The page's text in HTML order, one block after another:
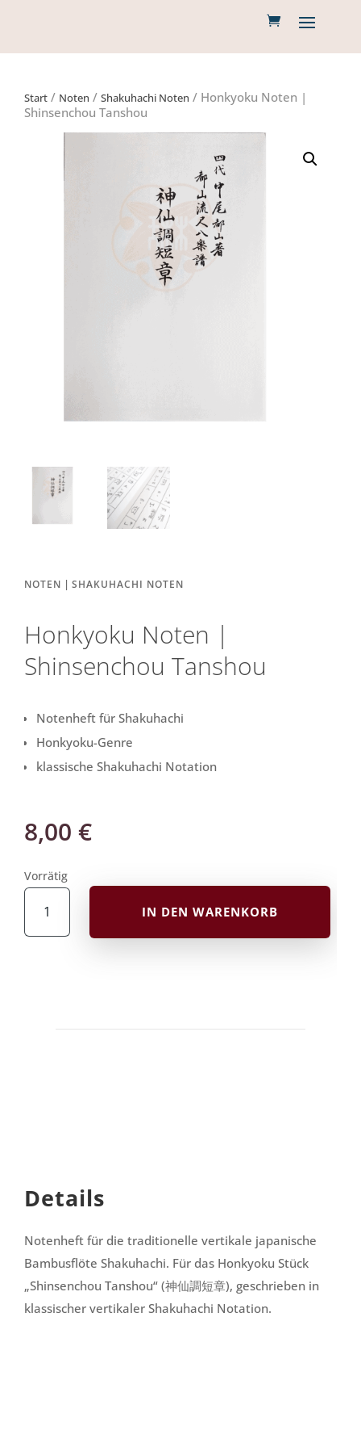
Start / Noten / Shakuhachi Noten / Honkyoku Noten |
Shinsenchou Tanshou
NOTEN | SHAKUHACHI NOTEN
Honkyoku Noten |
Shinsenchou Tanshou
Notenheft für Shakuhachi
Honkyoku-Genre
klassische Shakuhachi Notation
8,00 €
Vorrätig
Noten
|
IN DEN WARENKORB
Details
Notenheft für die traditionelle vertikale japanische
Bambusflöte Shakuhachi. Für das Honkyoku Stück
„Shinsenchou Tanshou“ (神仙調短章), geschrieben in
klassischer vertikaler Shakuhachi Notation.